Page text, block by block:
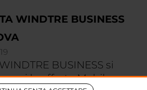
WINDTRE BUSINESS
BUSINESS si
le offerte Mobile